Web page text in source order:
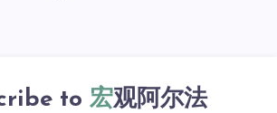
to 宏观阿尔法